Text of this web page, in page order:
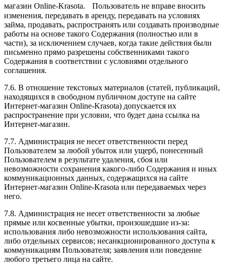
магазин Online-Krasota. Пользователь не вправе вносить
изменения, передавать в аренду, передавать на условиях
займа, продавать, распространять или создавать производные
работы на основе такого Содержания (полностью или в
части), за исключением случаев, когда такие действия были
письменно прямо разрешены собственниками такого
Содержания в соответствии с условиями отдельного
соглашения.
7.6. В отношение текстовых материалов (статей, публикаций,
находящихся в свободном публичном доступе на сайте
Интернет-магазин Online-Krasota) допускается их
распространение при условии, что будет дана ссылка на
Интернет-магазин.
7.7. Администрация не несет ответственности перед
Пользователем за любой убыток или ущерб, понесенный
Пользователем в результате удаления, сбоя или
невозможности сохранения какого-либо Содержания и иных
коммуникационных данных, содержащихся на сайте
Интернет-магазин Online-Krasota или передаваемых через
него.
7.8. Администрация не несет ответственности за любые
прямые или косвенные убытки, произошедшие из-за:
использования либо невозможности использования сайта,
либо отдельных сервисов; несанкционированного доступа к
коммуникациям Пользователя; заявления или поведение
любого третьего лица на сайте.